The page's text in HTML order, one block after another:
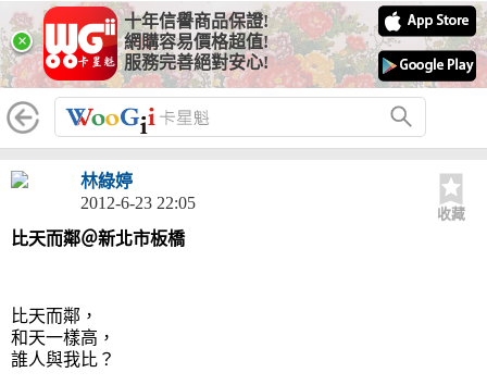
×
十年信譽商品保證!
網購容易價格超值!
服務完善絕對安心!
林綠婷
2012-6-23 22:05
收藏
比天而鄰＠新北市板橋
比天而鄰，
和天一樣高，
誰人與我比？